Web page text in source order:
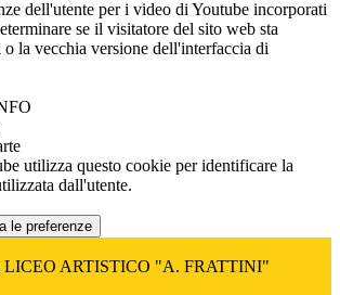
dell'utente per i video di Youtube incorporati
se il visitatore del sito web sta
la vecchia versione dell'interfaccia di
utilizza questo cookie per identificare la
dall'utente.
le preferenze
LICEO ARTISTICO "A. FRATTINI"